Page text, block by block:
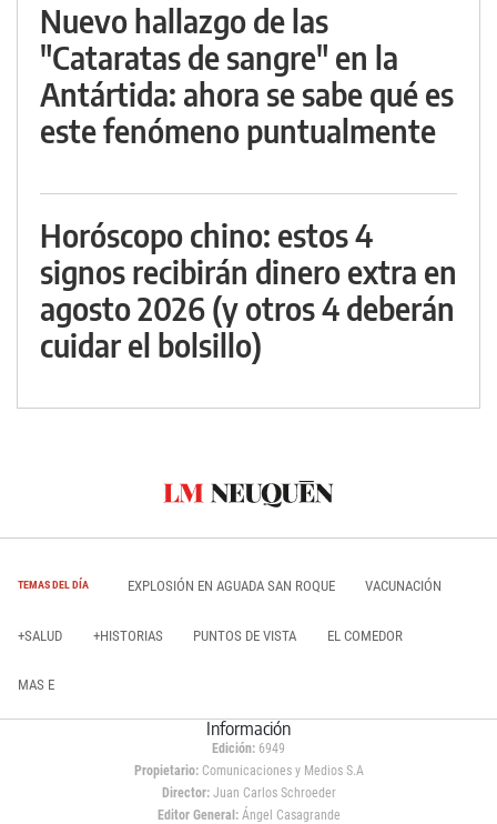
Nuevo hallazgo de las
"Cataratas de sangre" en la
Antártida: ahora se sabe qué es
este fenómeno puntualmente
Horóscopo chino: estos 4
signos recibirán dinero extra en
agosto 2026 (y otros 4 deberán
cuidar el bolsillo)
TEMAS DEL DÍA EXPLOSIÓN EN AGUADA SAN ROQUE VACUNACIÓN
+SALUD +HISTORIAS PUNTOS DE VISTA EL COMEDOR
MAS E
Información
Edición: 6949
Propietario:Comunicaciones y Medios S.A
Director: Juan Carlos Schroeder
Editor General:Ángel Casagrande